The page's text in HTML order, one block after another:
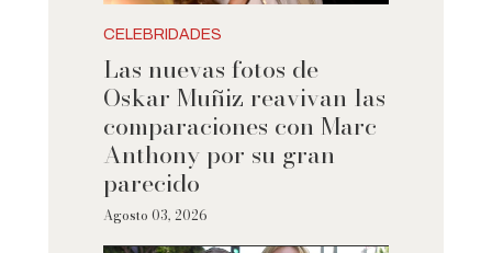
CELEBRIDADES
Las nuevas fotos de
Oskar Muñiz reavivan las
comparaciones con Marc
Anthony por su gran
parecido
Agosto 03, 2026